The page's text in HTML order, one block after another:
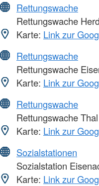
Rettungswache
Rettungswache
Karte: Link zur
Rettungswache
Rettungswache
Karte: Link zur
Rettungswache
Rettungswache Thal
Karte: Link zur
Sozialstationen
Sozialstation
Karte: Link zur